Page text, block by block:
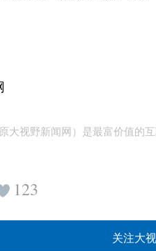
大视野新闻网）是最富价值的
123
关注大